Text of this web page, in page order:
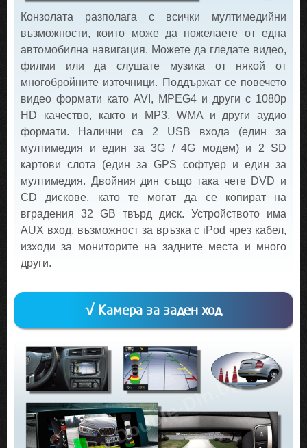
Конзолата разполага с всички мултимедийни
възможности, които може да пожелаете от една
автомобилна навигация. Можете да гледате видео,
филми или да слушате музика от някой от
многобройните източници. Поддържат се повечето
видео формати като AVI, MPEG4 и други с 1080p
HD качество, както и MP3, WMA и други аудио
формати. Налични са 2 USB входа (един за
мултимедия и един за 3G / 4G модем) и 2 SD
картови слота (един за GPS софтуер и един за
мултимедия. Двойния дин също така чете DVD и
CD дискове, като те могат да се копират на
вградения 32 GB твърд диск. Устройството има
AUX вход, възможност за връзка с iPod чрез кабел,
изходи за мониторите на задните места и много
други.
√ Камера за заден ход